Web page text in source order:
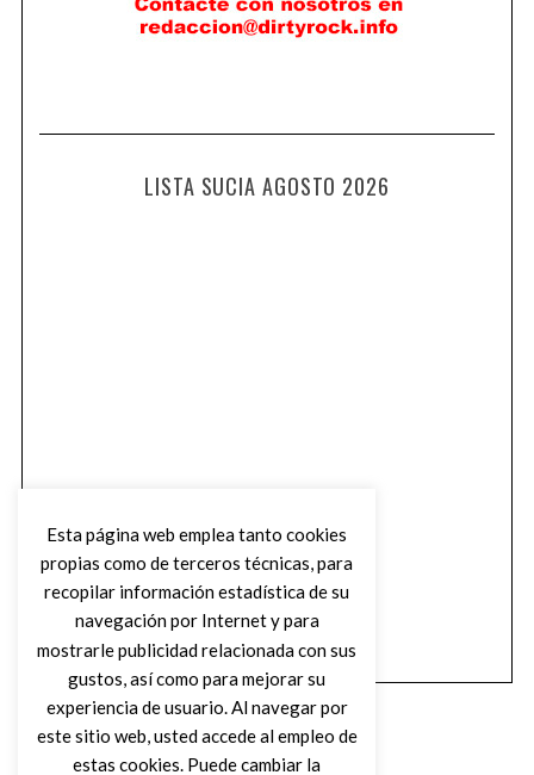
LISTA SUCIA AGOSTO 2026
Esta página web emplea tanto cookies
propias como de terceros técnicas, para
recopilar información estadística de su
navegación por Internet y para
mostrarle publicidad relacionada con sus
gustos, así como para mejorar su
experiencia de usuario. Al navegar por
este sitio web, usted accede al empleo de
estas cookies. Puede cambiar la